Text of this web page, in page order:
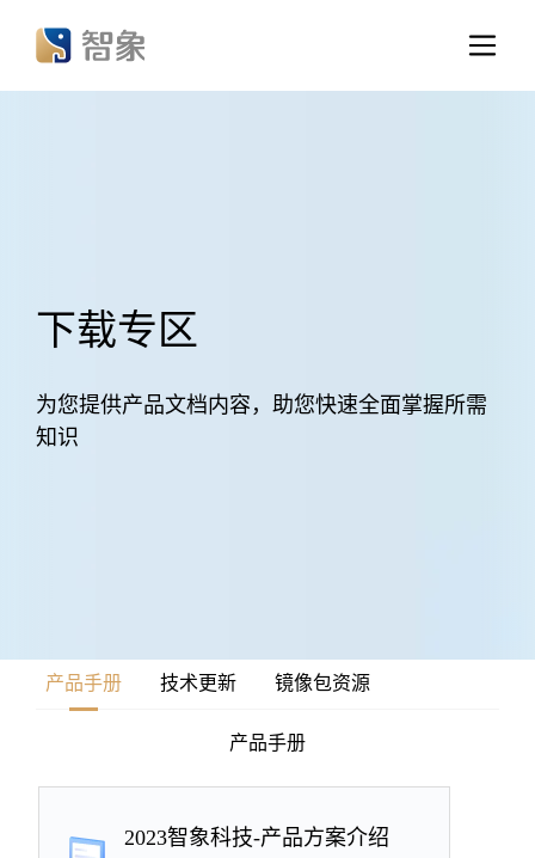
下载专区
为您提供产品文档内容，助您快速全面掌握所需
知识
产品手册 技术更新 镜像包资源
产品手册
2023智象科技-产品方案介绍